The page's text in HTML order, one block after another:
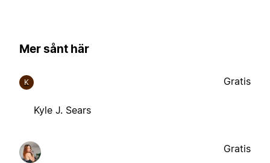
Mer sånt här
K
Kyle J. Sears
Gratis
Gratis